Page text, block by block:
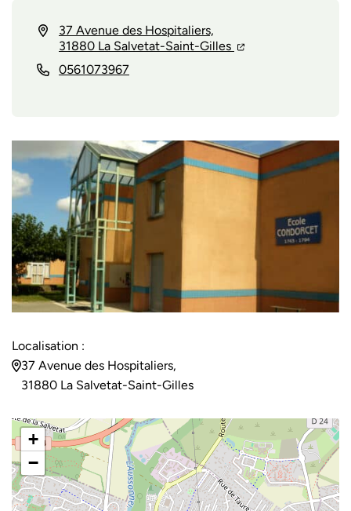
INFOS UTILES
37 Avenue des Hospitaliers,
31880 La Salvetat-Saint-Gilles (ouverture dans un
(ouverture dans
0561073967
Localisation :
37 Avenue des Hospitaliers,
31880 La Salvetat-Saint-Gilles
+
−